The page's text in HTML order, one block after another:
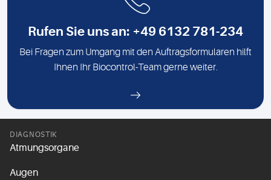
Rufen Sie uns an: +49 6132 781-234
Bei Fragen zum Umgang mit den Auftragsformularen hilft
Ihnen Ihr Biocontrol-Team gerne weiter.
DIAGNOSTIK
Atmungsorgane
Augen